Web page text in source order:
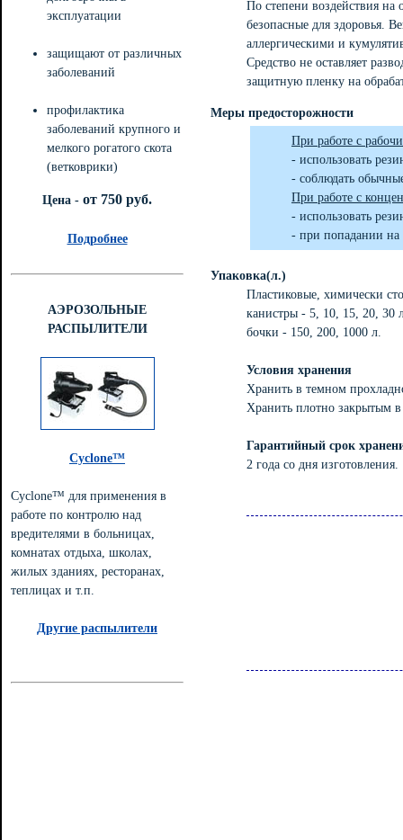
эксплуатации
защищают от различных
заболеваний
профилактика
заболеваний крупного и
мелкого рогатого скота
(ветковрики)
Цена - от 750 руб.
Подробнее
АЭРОЗОЛЬНЫЕ
РАСПЫЛИТЕЛИ
Cyclone™
Cyclone™ для применения в
работе по контролю над
вредителями в больницах,
комнатах отдыха, школах,
жилых зданиях, ресторанах,
теплицах и т.п.
Другие распылители
По степени воздействия
безопасные для здоровья.
аллергическими и
Средство не оставляет
защитную пленку на
Меры предосторожности
При работе с
- использовать
- соблюдать
При работе с
- использовать
- при попадании на
Упаковка(л.)
Пластиковые, химически
канистры - 5, 10, 15, 20, 30
бочки - 150, 200, 1000 л.
Условия хранения
Хранить в темном
Хранить плотно закрытым
Гарантийный срок
2 года со дня изготовления.